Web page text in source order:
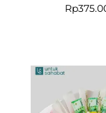
Rp